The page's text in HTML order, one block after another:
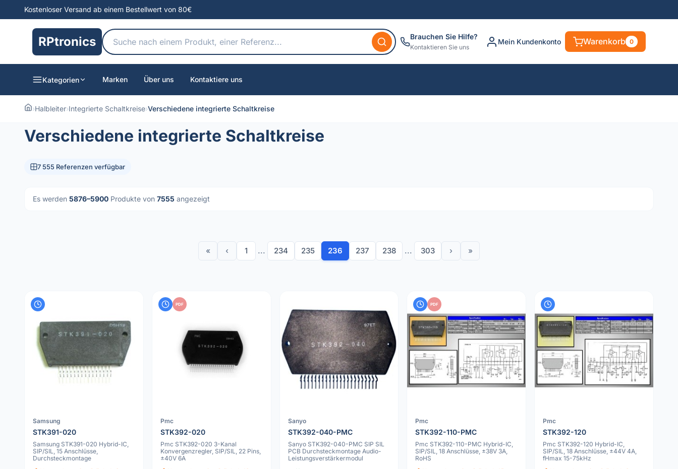
Kostenloser Versand ab einem Bestellwert von 80€
RPtronics Brauchen Sie Hilfe?
Kontaktieren Sie uns
Mein Kundenkonto Warenkorb 0
Kategorien Marken Über uns Kontaktiere uns
›Halbleiter›Integrierte Schaltkreise›Verschiedene integrierte Schaltkreise
Verschiedene integrierte Schaltkreise
7 555 Referenzen verfügbar
Es werden 5876–5900 Produkte von 7555 angezeigt
« ‹ 1 ... 234 235 236 237 238 ... 303 › »
Samsung
STK391-020
Samsung STK391-020 Hybrid-IC,
SIP/SIL, 15 Anschlüsse,
Durchsteckmontage
PDF
Pmc
STK392-020
Pmc STK392-020 3-Kanal
Konvergenzregler, SIP/SIL, 22 Pins,
±40V 6A
Sanyo
STK392-040-PMC
Sanyo STK392-040-PMC SIP SIL
PCB Durchsteckmontage Audio-
Leistungsverstärkermodul
PDF
Pmc
STK392-110-PMC
Pmc STK392-110-PMC Hybrid-IC,
SIP/SIL, 18 Anschlüsse, ±38V 3A,
RoHS
Pmc
STK392-120
Pmc STK392-120 Hybrid-IC,
SIP/SIL, 18 Anschlüsse, ±44V 4A,
fHmax 15-75kHz